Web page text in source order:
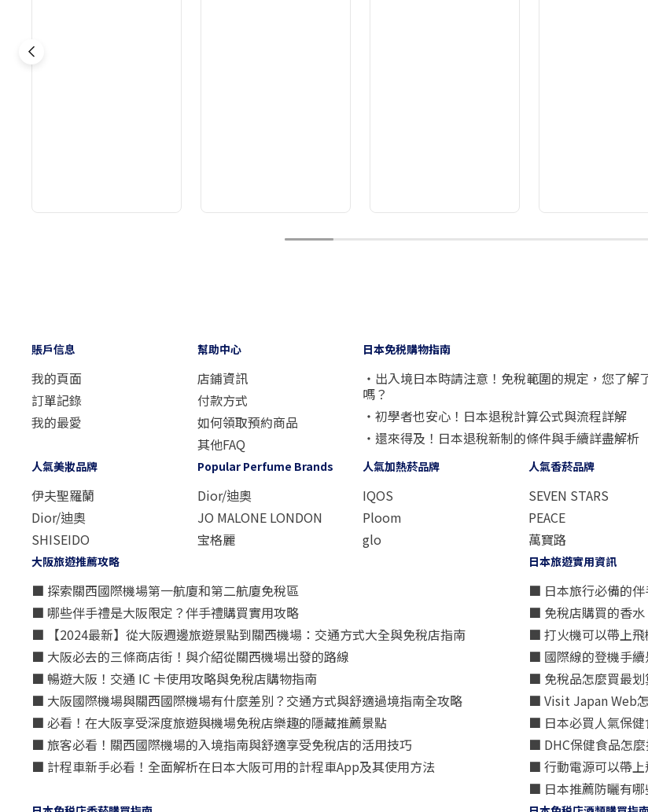
1 2 3 4 5 6 7
賬戶信息
我的頁面
訂單記錄
我的最愛
幫助中心
店鋪資訊
付款方式
如何領取預約商品
其他FAQ
日本免税購物指南
・出入境日本時請注意！免稅範圍的規定，您了解
嗎？
・初學者也安心！日本退稅計算公式與流程詳解
・還來得及！日本退稅新制的條件與手續詳盡解析
人氣美妝品牌
伊夫聖羅蘭
Dior/迪奧
SHISEIDO
Popular Perfume Brands
Dior/迪奧
JO MALONE LONDON
宝格麗
人氣加熱菸品牌
IQOS
Ploom
glo
人氣香菸品牌
SEVEN STARS
PEACE
萬寶路
大阪旅遊推薦攻略
■ 探索關西國際機場第一航廈和第二航廈免稅區
■ 哪些伴手禮是大阪限定？伴手禮購買實用攻略
■ 【2024最新】從大阪週邊旅遊景點到關西機場：交通方式大全與免稅店指南
■ 大阪必去的三條商店街！與介紹從關西機場出發的路線
■ 暢遊大阪！交通 IC 卡使用攻略與免稅店購物指南
■ 大阪國際機場與關西國際機場有什麼差別？交通方式與舒適過境指南全攻略
■ 必看！在大阪享受深度旅遊與機場免稅店樂趣的隱藏推薦景點
■ 旅客必看！關西國際機場的入境指南與舒適享受免稅店的活用技巧
■ 計程車新手必看！全面解析在日本大阪可用的計程車App及其使用方法
日本旅遊實用資訊
■ 日本旅行必備的
■ 免稅店購買的香水
■ 打火機可以帶上
■ 國際線的登機手
■ 免稅品怎麼買最划
■ Visit Japan Web
■ 日本必買人氣保
■ DHC保健食品怎
■ 行動電源可以帶
■ 日本推薦防曬有